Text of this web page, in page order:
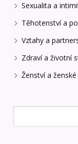
Sexualita a
Těhotenství a
Vztahy a
Zdraví a životní
Ženství a